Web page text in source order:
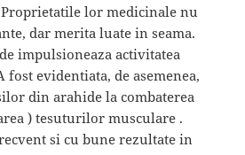
lor medicinale nu
dar merita luate in seama.
impulsioneaza activitatea
evidentiata, de asemenea,
din arahide la combaterea
) tesuturilor musculare .
si cu bune rezultate in